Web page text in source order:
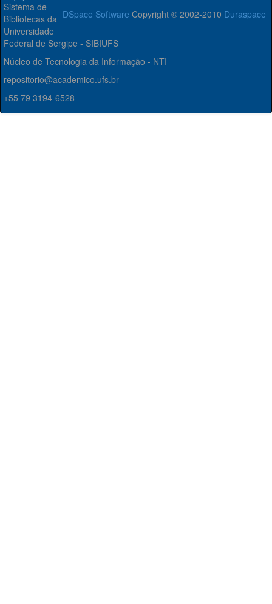
DSpace Software Copyright © 2002-2010 Duraspace
Sistema de
Bibliotecas da
Universidade
Federal de Sergipe - SIBIUFS
Núcleo de Tecnologia da Informação - NTI
repositorio@academico.ufs.br
+55 79 3194-6528